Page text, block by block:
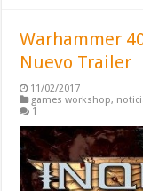
Warhammer
Nuevo Trailer
11/02/2017
games workshop,
1